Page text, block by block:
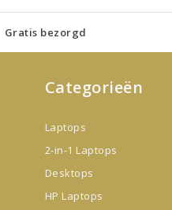
Gratis bezorgd
Categorieën
Laptops
2-in-1 Laptops
Desktops
HP Laptops